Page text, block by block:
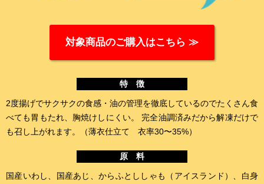
対象商品のご購入はこちら ≫
特 徴
2度揚げでサクサクの食感・油の管理を徹底しているのでたくさん食
べても胃もたれ、胸焼けしにくい。
完全油調済みだから解凍だけで
も召し上がれます。（薄衣仕立て 衣率30〜35%）
原 料
国産いわし、国産あじ、からふとししゃも（アイスランド）、白身